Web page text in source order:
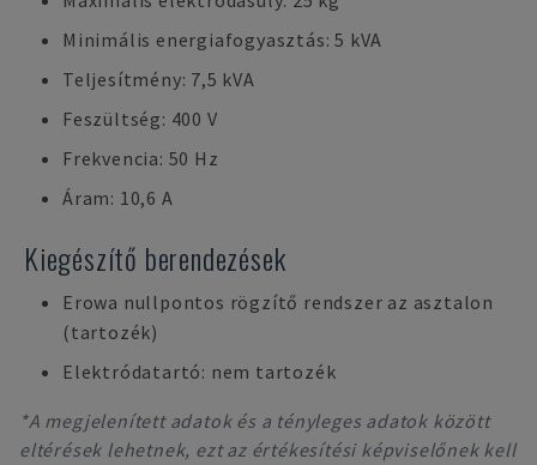
Minimális energiafogyasztás: 5 kVA
Teljesítmény: 7,5 kVA
Feszültség: 400 V
Frekvencia: 50 Hz
Áram: 10,6 A
Kiegészítő berendezések
Erowa nullpontos rögzítő rendszer az asztalon
(tartozék)
Elektródatartó: nem tartozék
*A megjelenített adatok és a tényleges adatok között
eltérések lehetnek, ezt az értékesítési képviselőnek kell